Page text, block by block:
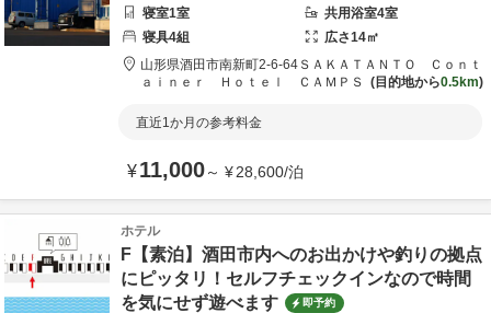
寝室1室 共用浴室4室
寝具4組 広さ14㎡
山形県酒田市南新町2-6-64 ＳＡＫＡＴＡＮＴＯ Ｃｏｎｔ
ａｉｎｅｒ Ｈｏｔｅｌ ＣＡＭＰＳ
目的地から0.5km
直近1か月の参考料金
¥11,000～ ¥28,600/泊
ホテル
F【素泊】酒田市内へのお出かけや釣りの拠点
にピッタリ！セルフチェックインなので時間
を気にせず遊べます
即予約